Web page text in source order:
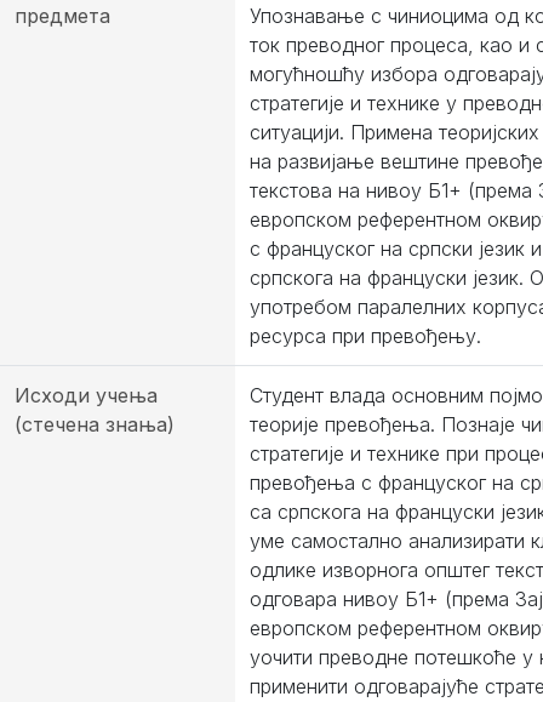
предмета
Упознавање с чиниоцима од
ток преводног процеса, као и
могућношћу избора
стратегије и технике у
ситуацији. Примена
на развијање вештине
текстова на нивоу Б1+ (према
европском референтном
с француског на српски језик
српскога на француски језик.
употребом паралелних
ресурса при превођењу.
Исходи учења
(стечена знања)
Студент влада основним
теорије превођења. Познаје
стратегије и технике при
превођења с француског на
са српскога на француски
уме самостално анализирати
одлике изворнога општег
одговара нивоу Б1+ (према
европском референтном
уочити преводне потешкоће
применити одговарајуће